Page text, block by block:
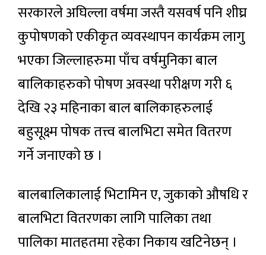
सरकारले अघिल्ला वर्षमा जस्तै यसवर्ष पनि शीघ्र
कुपोषणको एकीकृत व्यवस्थापन कार्यक्रम लागु
भएका जिल्लाहरुमा पाँच वर्षमुनिका बाल
बालिकाहरुको पोषण अवस्था परीक्षण गरी ६
देखि २३ महिनाका बाल बालिकाहरुलाई
बहुसूक्ष्म पोषक तत्त्व बालभिटा समेत वितरण
गर्ने जनाएको छ ।
बालबालिकालाई भिटामिन ए, जुकाको औषधि र
बालभिटा वितरणका लागि पालिका तथा
पालिका मातहतमा रहेका निकाय खटिनेछन् ।